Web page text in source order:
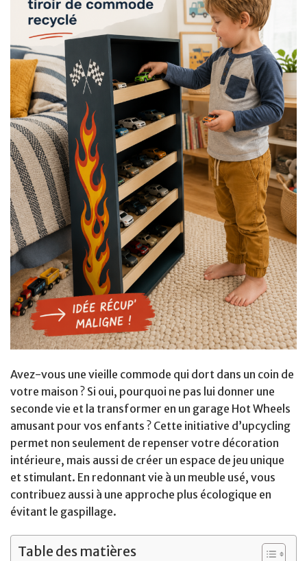
Avez-vous une vieille commode qui dort dans un coin de
votre maison ? Si oui, pourquoi ne pas lui donner une
seconde vie et la transformer en un garage Hot Wheels
amusant pour vos enfants ? Cette initiative d’upcycling
permet non seulement de repenser votre décoration
intérieure, mais aussi de créer un espace de jeu unique
et stimulant. En redonnant vie à un meuble usé, vous
contribuez aussi à une approche plus écologique en
évitant le gaspillage.
Table des matières